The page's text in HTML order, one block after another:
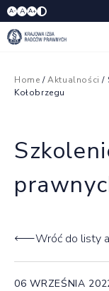
A- A A+
Home /Aktualności /
Kołobrzegu
Wróć do listy
06 WRZEŚNIA